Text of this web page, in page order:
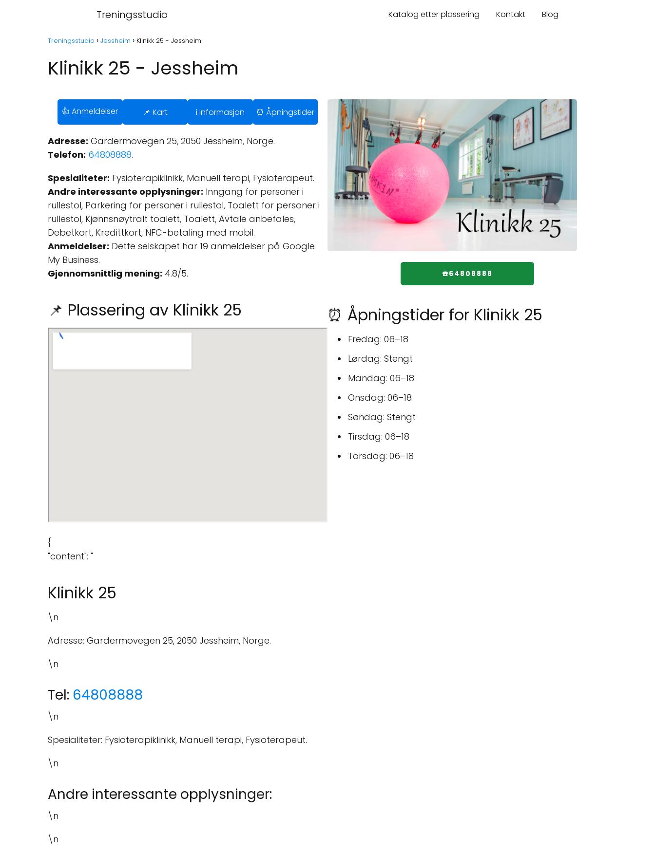
Treningsstudio Katalog etter plassering Kontakt Blog
Treningsstudio Jessheim Klinikk 25 - Jessheim
Klinikk 25 - Jessheim
👍 Anmeldelser 📌 Kart ℹ️ Informasjon ⏰ Åpningstider
Adresse: Gardermovegen 25, 2050 Jessheim, Norge.
Telefon: 64808888.
Spesialiteter: Fysioterapiklinikk, Manuell terapi, Fysioterapeut.
Andre interessante opplysninger: Inngang for personer i
rullestol, Parkering for personer i rullestol, Toalett for personer i
rullestol, Kjønnsnøytralt toalett, Toalett, Avtale anbefales,
Debetkort, Kredittkort, NFC-betaling med mobil.
Anmeldelser: Dette selskapet har 19 anmeldelser på Google
My Business.
Gjennomsnittlig mening: 4.8/5.
📌 Plassering av Klinikk 25
☎️64808888
⏰ Åpningstider for Klinikk 25
Fredag: 06–18
Lørdag: Stengt
Mandag: 06–18
Onsdag: 06–18
Søndag: Stengt
Tirsdag: 06–18
Torsdag: 06–18
{
"content": "
Klinikk 25
\n
Adresse: Gardermovegen 25, 2050 Jessheim, Norge.
\n
Tel: 64808888
\n
Spesialiteter: Fysioterapiklinikk, Manuell terapi, Fysioterapeut.
\n
Andre interessante opplysninger:
\n
\n